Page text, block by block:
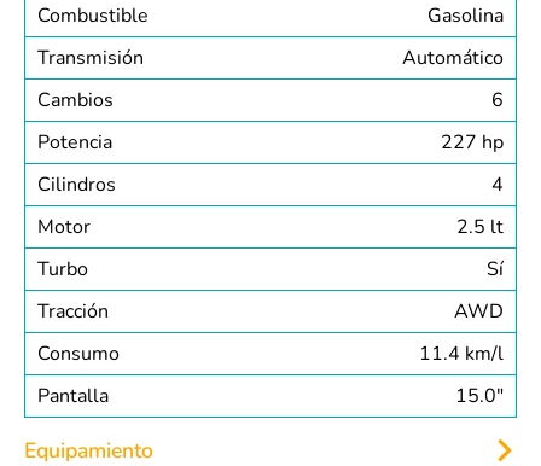
Combustible
Gasolina
Transmisión
Automático
Cambios
6
Potencia
227 hp
Cilindros
4
Motor
2.5 lt
Turbo
Sí
Tracción
AWD
Consumo
11.4 km/l
Pantalla
15.0″
Equipamiento